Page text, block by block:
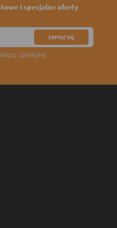
i specjalne oferty
i politykę